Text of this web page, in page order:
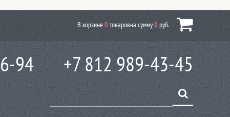
В корзине0товаровна сумму0руб.
94 +7 812 989-43-45